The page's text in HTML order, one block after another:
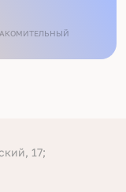
17;